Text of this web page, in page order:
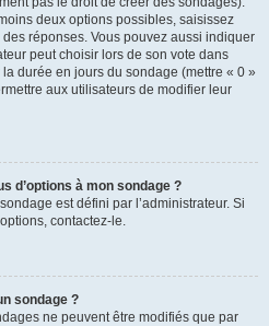
deux options possibles, saisissez
réponses. Vous pouvez aussi indiquer
peut choisir lors de son vote dans
durée en jours du sondage (mettre « 0 »
aux utilisateurs de modifier leur
d’options à mon sondage ?
est défini par l’administrateur. Si
contactez-le.
sondage ?
ne peuvent être modifiés que par